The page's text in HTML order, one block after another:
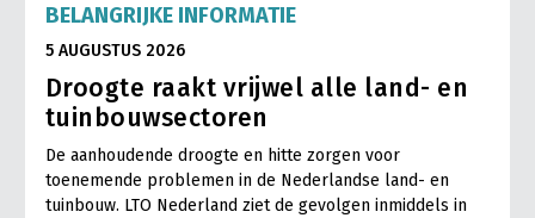
BELANGRIJKE INFORMATIE
5 AUGUSTUS 2026
Droogte raakt vrijwel alle land- en
tuinbouwsectoren
De aanhoudende droogte en hitte zorgen voor
toenemende problemen in de Nederlandse land- en
tuinbouw. LTO Nederland ziet de gevolgen inmiddels in